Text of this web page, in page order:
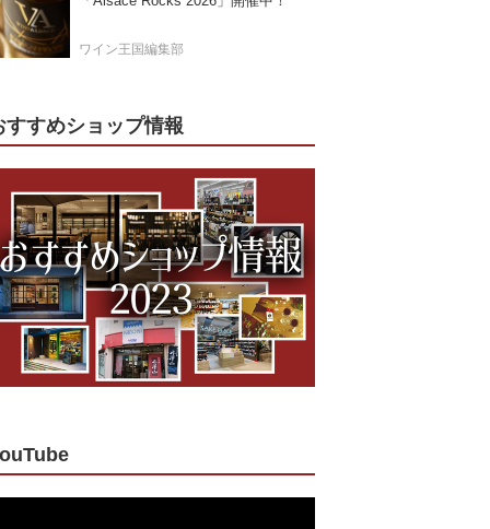
ワイン王国編集部
すすめショップ情報